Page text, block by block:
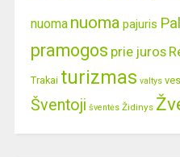
nuoma nuoma pajuris
pramogos prie juros
Trakai turizmas valtys
Šventoji šventės Židinys